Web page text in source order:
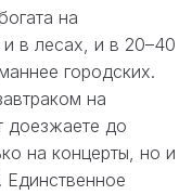
на
в лесах, и в 20–40
городских.
на
доезжаете до
на концерты, но и
Единственное